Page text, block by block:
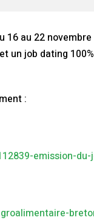
16 au 22
un job dating
:
emission-du-